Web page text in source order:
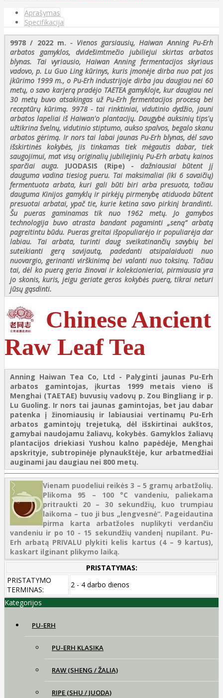
Aprašymas
Specifikacija
9978 / 2022 m.- Vienos garsiausių, Haiwan Anning Pu-Erh
arbatos gamyklos, dvidešimtmečio jubiliejui skirtas arbatos
blynas. Tai vyriausio, Haiwan Anning fermentacijos skyriaus
vadovo, p. Lu Guo Ling kūrinys, kuris įmonėje dirba nuo pat jos
įkūrimo 1999 m., o Pu-Erh industrijoje dirba jau daugiau nei 60
metų, o savo karjerą pradėjo TAETEA gamykloje, kur daugiau nei
30 metų buvo atsakingas už Pu-Erh fermentacijos procesą bei
receptūrų kūrimą. 9978 - tai rinktiniai, vidutinio dydžio, jauni
arbatos lapeliai iš Haiwan'o plantacijų. Daugybė auksinių tips'ų
užtikrina švelnų, vidutinio stiptumo, aukso spalvos, begalo skanu
arbatos gėrimą. Ir nors tai labai jaunas Pu-Erh blynas, dėl savo
išskirtinės kokybės, jis tinkamas tiek mėgautis dabar, tiek
saugojimui, mat visų originalių jubiliejinių Pu-Erh arbatų kainos
sparčiai auga. JUODASIS (Ripe) - dažniausiai būtent jį
dauguma vadina tiesiog pueru. Tai maksimaliai (iki 6 savaičių)
fermentuota arbata, kuri gali būti biri arba presuota, tačiau
dauguma Kinijos gamyklų ir pirkėjų pirmenybę atiduoda būtent
presuotai arbatai, ypač tie, kurie ketina savo pirkinį brandinti.
Šu pueras gaminamas tik nuo 1962 metų. Jo gamybos
technologija buvo atrasta bandant pagaminti „seną“ arbatą
pagreitintu būdu. Pueras greitai išpopuliarėjo ir populiarėja dar
labiau. Tai arbata, turinti daug sveikatinančių savybių bei
suteikianti gerą savijautą, padedanti atsipalaiduoti nuo
nuovargio, gerinanti virškinimą bei valanti nuo toksinų. Tačiau
tai, dėl ko puerą geria žinovai ir kolekcionieriai, pirmiausia yra
jo skonis, kuris, jeigu geriate geros kokybės puerą, tikrai neturi
jūsų gąsdinti.
Chinese Ancient
Raw Leaf Tea
Anning Haiwan Tea Co, Ltd - Palyginti jaunas Pu-Erh
arbatos gamintojas, įkurtas 1999 metais vieno iš
Menghai (TAETAE) buvusių vadovų p. Zou Bingliang ir p.
Lu Guoling. Ir nors tai jaunas gamintojas, bet jau dabar
patenka į žinomiausių ir labiausiai vertinamų Pu-Erh
arbatos gamintojų trejetuką, dėl išskirtinai aukštos,
gamybai naudojamu žaliavų, kokybės. Gamyklos žaliavų
plantacijos driekiasi Yushou kalno papėdėje, Menghai
apskrityje, subtropinėje plynaukštėje, kur arbatmedžiai
auginami jau daugiau nei 800 metų.
Vienam puodeliui reikės 3 – 5 gramų arbatžolių.
Plikoma 95 – 100 °C vandeniu, paliekama
pritraukti 20 – 30 sekundžių, kuo trumpiau
laikoma – tuo ji bus „lengvesnė“. Pageidautina
pirma karta arbatžoles nuplikyti verdančiu
vandeniu ir po 10 - 15 sekundžių vandenį nupilant. Pu-
Erh arbatą PRIVALU plykiti kelis kartus (4 – 9 kartus),
kaskart ilginant plikymo laiką.
PRISTATYMAS:
PRISTATYMO
TERMINAS:
2 - 4 darbo dienos
Kategorijos
PU-ERH
PU-ERH KLASIKA
RAW (SHENG / ŽALIA)
RIPE (SHU / JUODA)